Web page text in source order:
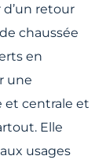
retour
chaussée
en
une
et centrale et
Elle
usages